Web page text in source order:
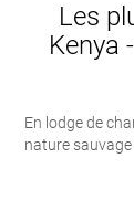
Les
Kenya
En lodge de
nature sauvage